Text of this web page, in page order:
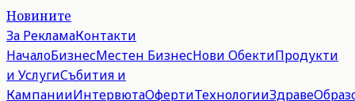
Новините
За РекламаКонтакти
НачалоБизнесМестен БизнесНови ОбектиПродукти
и УслугиСъбития и
КампанииИнтервютаОфертиТехнологииЗдраве